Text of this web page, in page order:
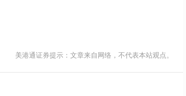
美港通证券提示：文章来自网络，不代表本站观点。